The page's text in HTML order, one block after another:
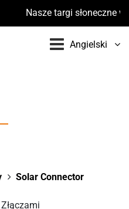
Nasze targi słoneczne
Angielski
Solar Connector